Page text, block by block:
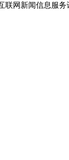
网新闻信息服务